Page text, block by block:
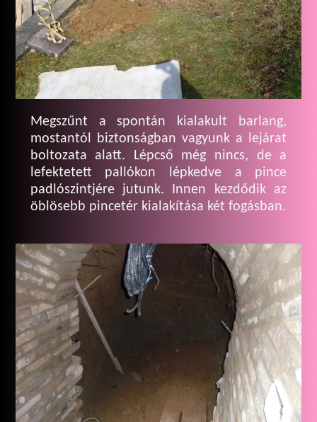
Megszűnt a spontán kialakult barlang,
mostantól biztonságban vagyunk a lejárat
boltozata alatt. Lépcső még nincs, de a
lefektetett pallókon lépkedve a pince
padlószintjére jutunk. Innen kezdődik az
öblösebb pincetér kialakítása két fogásban.